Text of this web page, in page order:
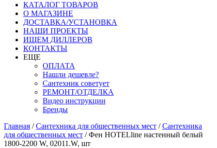
КАТАЛОГ ТОВАРОВ
О МАГАЗИНЕ
ДОСТАВКА/УСТАНОВКА
НАШИ ПРОЕКТЫ
ИЩЕМ ДИЛЛЕРОВ
КОНТАКТЫ
ЕЩЕ
ОПЛАТА
Нашли дешевле?
Сантехник советует
РЕМОНТ/ОТДЕЛКА
Видео инструкции
Бренды
Главная /Сантехника для общественных мест /Сантехника
для общественных мест /Фен HOTELline настенный белый
1800-2200 W, 02011.W, шт